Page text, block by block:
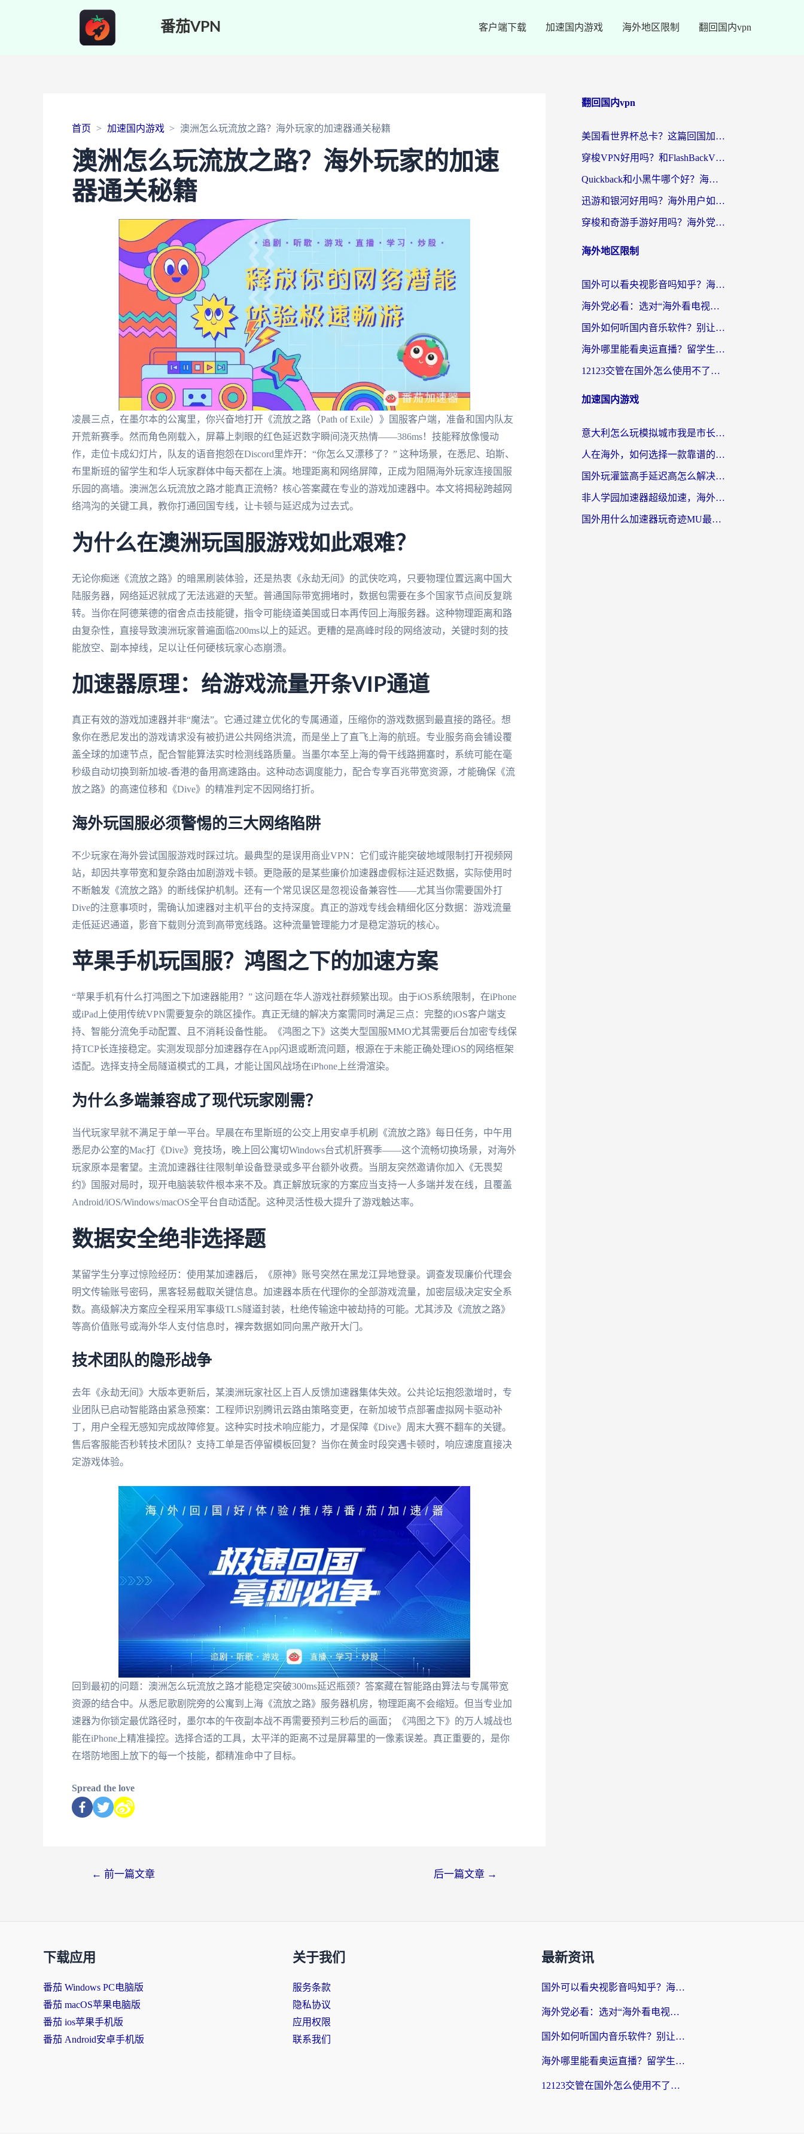
番茄VPN 客户端下载 加速国内游戏 海外地区限制 翻回国内vpn
首页 加速国内游戏 澳洲怎么玩流放之路？海外玩家的加速器通关秘籍
澳洲怎么玩流放之路？海外玩家的加速
器通关秘籍
凌晨三点，在墨尔本的公寓里，你兴奋地打开《流放之路（Path of Exile）》国服客户端，准备和国内队友
开荒新赛季。然而角色刚载入，屏幕上刺眼的红色延迟数字瞬间浇灭热情——386ms！技能释放像慢动
作，走位卡成幻灯片，队友的语音抱怨在Discord里炸开：“你怎么又漂移了？” 这种场景，在悉尼、珀斯、
布里斯班的留学生和华人玩家群体中每天都在上演。地理距离和网络屏障，正成为阻隔海外玩家连接国服
乐园的高墙。澳洲怎么玩流放之路才能真正流畅？核心答案藏在专业的游戏加速器中。本文将揭秘跨越网
络鸿沟的关键工具，教你打通回国专线，让卡顿与延迟成为过去式。
为什么在澳洲玩国服游戏如此艰难？
无论你痴迷《流放之路》的暗黑刷装体验，还是热衷《永劫无间》的武侠吃鸡，只要物理位置远离中国大
陆服务器，网络延迟就成了无法逃避的天堑。普通国际带宽拥堵时，数据包需要在多个国家节点间反复跳
转。当你在阿德莱德的宿舍点击技能键，指令可能绕道美国或日本再传回上海服务器。这种物理距离和路
由复杂性，直接导致澳洲玩家普遍面临200ms以上的延迟。更糟的是高峰时段的网络波动，关键时刻的技
能放空、副本掉线，足以让任何硬核玩家心态崩溃。
加速器原理：给游戏流量开条VIP通道
真正有效的游戏加速器并非“魔法”。它通过建立优化的专属通道，压缩你的游戏数据到最直接的路径。想
象你在悉尼发出的游戏请求没有被扔进公共网络洪流，而是坐上了直飞上海的航班。专业服务商会铺设覆
盖全球的加速节点，配合智能算法实时检测线路质量。当墨尔本至上海的骨干线路拥塞时，系统可能在毫
秒级自动切换到新加坡-香港的备用高速路由。这种动态调度能力，配合专享百兆带宽资源，才能确保《流
放之路》的高速位移和《Dive》的精准判定不因网络打折。
海外玩国服必须警惕的三大网络陷阱
不少玩家在海外尝试国服游戏时踩过坑。最典型的是误用商业VPN：它们或许能突破地域限制打开视频网
站，却因共享带宽和复杂路由加剧游戏卡顿。更隐蔽的是某些廉价加速器虚假标注延迟数据，实际使用时
不断触发《流放之路》的断线保护机制。还有一个常见误区是忽视设备兼容性——尤其当你需要国外打
Dive的注意事项时，需确认加速器对主机平台的支持深度。真正的游戏专线会精细化区分数据：游戏流量
走低延迟通道，影音下载则分流到高带宽线路。这种流量管理能力才是稳定游玩的核心。
苹果手机玩国服？鸿图之下的加速方案
“苹果手机有什么打鸿图之下加速器能用？” 这问题在华人游戏社群频繁出现。由于iOS系统限制，在iPhone
或iPad上使用传统VPN需要复杂的跳区操作。真正无缝的解决方案需同时满足三点：完整的iOS客户端支
持、智能分流免手动配置、且不消耗设备性能。《鸿图之下》这类大型国服MMO尤其需要后台加密专线保
持TCP长连接稳定。实测发现部分加速器存在App闪退或断流问题，根源在于未能正确处理iOS的网络框架
适配。选择支持全局隧道模式的工具，才能让国风战场在iPhone上丝滑渲染。
为什么多端兼容成了现代玩家刚需？
当代玩家早就不满足于单一平台。早晨在布里斯班的公交上用安卓手机刷《流放之路》每日任务，中午用
悉尼办公室的Mac打《Dive》竞技场，晚上回公寓切Windows台式机肝赛季——这个流畅切换场景，对海外
玩家原本是奢望。主流加速器往往限制单设备登录或多平台额外收费。当朋友突然邀请你加入《无畏契
约》国服对局时，现开电脑装软件根本来不及。真正解放玩家的方案应当支持一人多端并发在线，且覆盖
Android/iOS/Windows/macOS全平台自动适配。这种灵活性极大提升了游戏触达率。
数据安全绝非选择题
某留学生分享过惊险经历：使用某加速器后，《原神》账号突然在黑龙江异地登录。调查发现廉价代理会
明文传输账号密码，黑客轻易截取关键信息。加速器本质在代理你的全部游戏流量，加密层级决定安全系
数。高级解决方案应全程采用军事级TLS隧道封装，杜绝传输途中被劫持的可能。尤其涉及《流放之路》
等高价值账号或海外华人支付信息时，裸奔数据如同向黑产敞开大门。
技术团队的隐形战争
去年《永劫无间》大版本更新后，某澳洲玩家社区上百人反馈加速器集体失效。公共论坛抱怨激增时，专
业团队已启动智能路由紧急预案：工程师识别腾讯云路由策略变更，在新加坡节点部署虚拟网卡驱动补
丁，用户全程无感知完成故障修复。这种实时技术响应能力，才是保障《Dive》周末大赛不翻车的关键。
售后客服能否秒转技术团队？支持工单是否停留模板回复？当你在黄金时段突遇卡顿时，响应速度直接决
定游戏体验。
回到最初的问题：澳洲怎么玩流放之路才能稳定突破300ms延迟瓶颈？答案藏在智能路由算法与专属带宽
资源的结合中。从悉尼歌剧院旁的公寓到上海《流放之路》服务器机房，物理距离不会缩短。但当专业加
速器为你锁定最优路径时，墨尔本的午夜副本战不再需要预判三秒后的画面；《鸿图之下》的万人城战也
能在iPhone上精准操控。选择合适的工具，太平洋的距离不过是屏幕里的一像素误差。真正重要的，是你
在塔防地图上放下的每一个技能，都精准命中了目标。
Spread the love
← 前一篇文章 后一篇文章 →
翻回国内vpn
美国看世界杯总卡？这篇回国加速器指南帮你无缝刷国内资源（附苹果手机VPN设置步骤）
穿梭VPN好用吗？和FlashBackVPN对比哪个回国效果更好？
Quickback和小黑牛哪个好？海外党亲测指南，选对回国加速器秒回国内
迅游和银河好用吗？海外用户如何选择回国加速器实现无缝访问国内资源
穿梭和奇游手游好用吗？海外党亲测3款回国加速器，附蜜蜂加速器七天试用攻略
海外地区限制
国外可以看央视影音吗知乎？海外党亲测有效的回国加速方案
海外党必看：选对“海外看电视剧软件”，再也不用愁国内剧刷不了
国外如何听国内音乐软件？别让地域限制，断了你的中文歌单
海外哪里能看奥运直播？留学生&海外华人必看的体育赛事观赛终极指南
12123交管在国外怎么使用不了？海外华人必看的无缝访问国内资源指南
加速国内游戏
意大利怎么玩模拟城市我是市长？海外党国服游戏加速终极攻略（附三国3量子特攻解决办法）
人在海外，如何选择一款靠谱的玩剑灵2加速器？
国外玩灌篮高手延迟高怎么解决？海外玩家国服游戏加速终极指南
非人学园加速器超级加速，海外玩家重返国服的通行证
国外用什么加速器玩奇迹MU最好？2026海外玩家国服游戏加速全攻略
下载应用
番茄 Windows PC电脑版
番茄 macOS苹果电脑版
番茄 ios苹果手机版
番茄 Android安卓手机版
关于我们
服务条款
隐私协议
应用权限
联系我们
最新资讯
国外可以看央视影音吗知乎？海外党亲测有效的回国加速方案
海外党必看：选对“海外看电视剧软件”，再也不用愁国内剧刷不了
国外如何听国内音乐软件？别让地域限制，断了你的中文歌单
海外哪里能看奥运直播？留学生&海外华人必看的体育赛事观赛终极指南
12123交管在国外怎么使用不了？海外华人必看的无缝访问国内资源指南